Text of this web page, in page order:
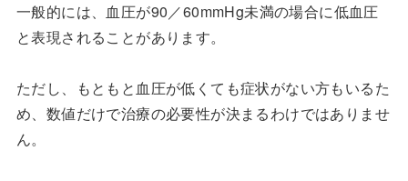
一般的には、血圧が90／60mmHg未満の場合に低血圧
と表現されることがあります。
ただし、もともと血圧が低くても症状がない方もいるた
め、数値だけで治療の必要性が決まるわけではありませ
ん。